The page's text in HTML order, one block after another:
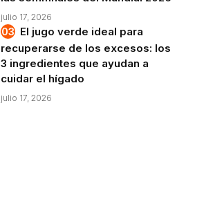
julio 17, 2026
El jugo verde ideal para
recuperarse de los excesos: los
3 ingredientes que ayudan a
cuidar el hígado
julio 17, 2026